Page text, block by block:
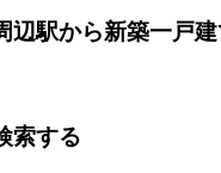
辺駅から新築一戸
索する